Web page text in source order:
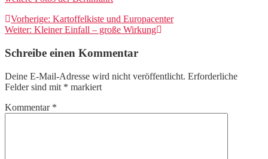
Beitragsnavigation
Vorherige: Vorheriger
Beitrag:
Kartoffelkiste und Europacenter
Weiter: Nächster
Kleiner Einfall – große Wirkung
Schreibe einen Kommentar
Deine E-Mail-Adresse wird nicht veröffentlicht. Erforderliche
Felder sind mit * markiert
Kommentar *